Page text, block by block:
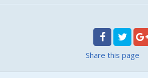
Share this page